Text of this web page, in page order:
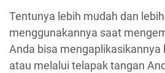
Tentunya lebih mudah dan
menggunakannya saat
Anda bisa
atau melalui telapak tangan